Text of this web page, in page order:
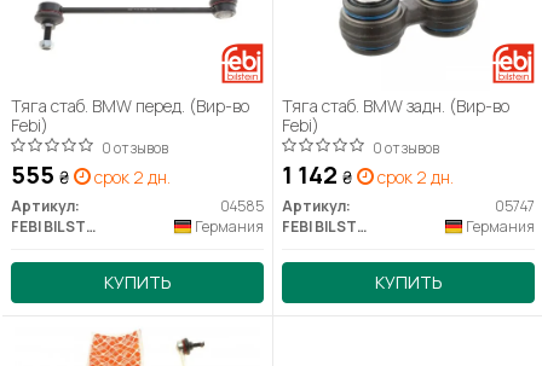
Тяга стаб. BMW перед. (Вир-во
Febi)
0 отзывов
555 ₴ срок 2 дн.
Артикул:
04585
FEBI BILSTEIN
Германия
КУПИТЬ
Тяга стаб. BMW задн. (Вир-во
Febi)
0 отзывов
1 142 ₴ срок 2 дн.
Артикул:
05747
FEBI BILSTEIN
Германия
КУПИТЬ